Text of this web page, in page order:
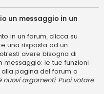
un messaggio in un
in un forum, clicca su
una risposta ad un
avere bisogno di
messaggio: le tue funzioni
pagina del forum o
nuovi argomenti, Puoi votare